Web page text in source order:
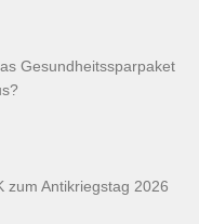
Gesundheitssparpaket
zum Antikriegstag 2026